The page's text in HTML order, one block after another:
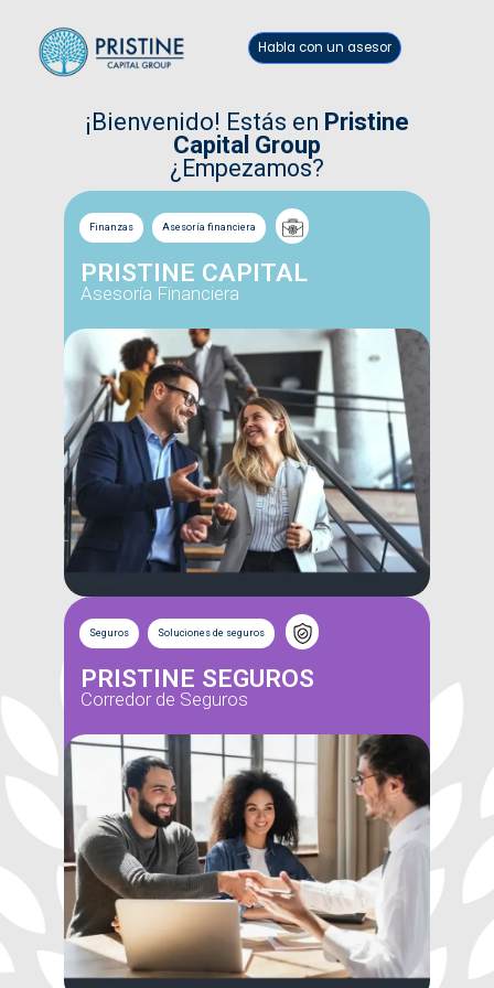
Habla con un asesor
¡Bienvenido! Estás en Pristine
Capital Group
¿Empezamos?
Finanzas Asesoría financiera
PRISTINE CAPITAL
Asesoría Financiera
Seguros Soluciones de seguros
PRISTINE SEGUROS
Corredor de Seguros